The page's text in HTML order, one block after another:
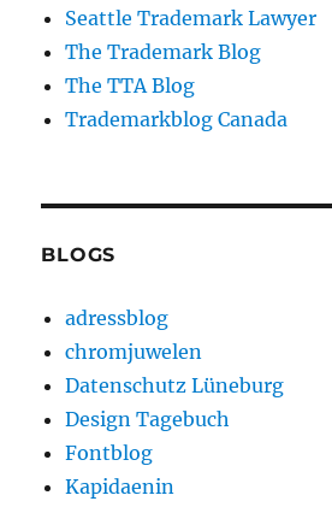
Seattle Trademark Lawyer
The Trademark Blog
The TTA Blog
Trademarkblog Canada
BLOGS
adressblog
chromjuwelen
Datenschutz Lüneburg
Design Tagebuch
Fontblog
Kapidaenin